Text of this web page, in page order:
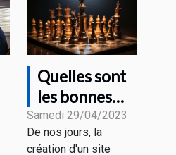
Quelles sont
les bonnes
pratiques
pour créer un
Samedi 29/04/2023
De nos jours, la
création d'un site